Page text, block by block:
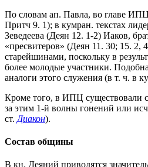
По словам ап. Павла, во главе ИПЦ
Притч 9. 1); в кумран. текстах
Зеведеева (Деян 12. 1-2) Иаков,
«пресвитеров» (Деян 11. 30; 15.
старейшинами, поскольку в
более молодые участники.
аналоги этого служения (в т. ч. в
Кроме того, в ИПЦ существовали
за этим 1-й волны гонений или
ст. Диакон).
Состав общины
В кн. Деяний приводятся